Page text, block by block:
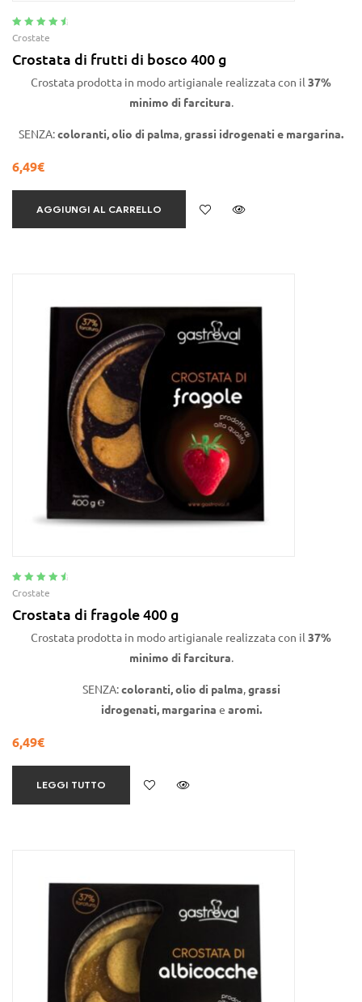
Valutato4.75
Crostate
Crostata di frutti di bosco 400 g
Crostata prodotta in modo artigianale realizzata con il 37%
minimo di farcitura.
SENZA:coloranti,olio di palma,grassi idrogenati e margarina.
6,49€
AGGIUNGI AL CARRELLO
Valutato4.75
Crostate
Crostata di fragole 400 g
Crostata prodotta in modo artigianale realizzata con il 37%
minimo di farcitura.
SENZA:coloranti,olio di palma,grassi
idrogenati, margarina e aromi.
6,49€
LEGGI TUTTO